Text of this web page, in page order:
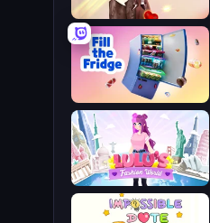
GRWM Date Night
Fill The Fridge
Lulu's Fashion World